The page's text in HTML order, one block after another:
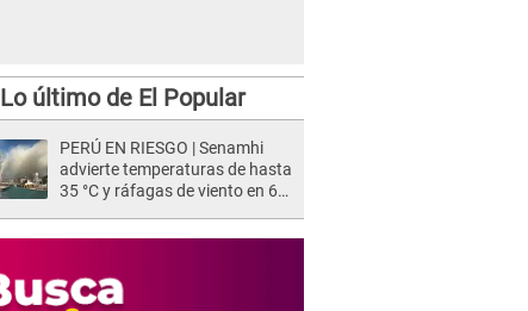
Lo último de El Popular
PERÚ EN RIESGO | Senamhi
advierte temperaturas de hasta
35 °C y ráfagas de viento en 6